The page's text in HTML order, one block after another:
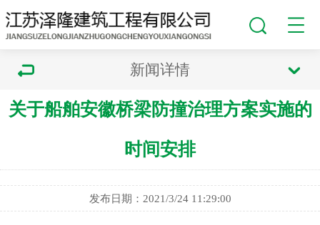
新闻详情
关于船舶安徽桥梁防撞治理方案实施的
时间安排
发布日期：2021/3/24 11:29:00